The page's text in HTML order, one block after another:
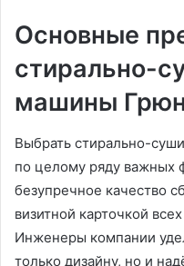
Основные
стирально-
машины
Выбрать стирально-
по целому ряду важных
безупречное качество
визитной карточкой
Инженеры компании
только дизайну, но и